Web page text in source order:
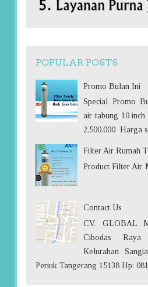
POPULAR POSTS
Promo Bulan Ini
Special Promo
air tabung 10
2.500.000 Harga
Filter Air Rumah
Product
Contact Us
CV. GLOBAL
Cibodas
Kelurahan
Periuk Tangerang 15138 Hp: